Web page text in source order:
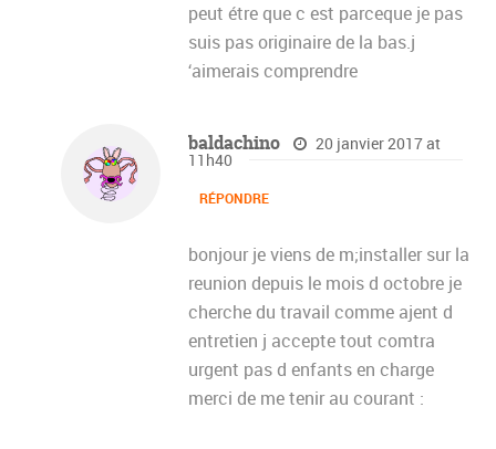
peut étre que c est parceque je pas
suis pas originaire de la bas.j
‘aimerais comprendre
baldachino 20 janvier 2017 at
11h40
RÉPONDRE
bonjour je viens de m;installer sur la
reunion depuis le mois d octobre je
cherche du travail comme ajent d
entretien j accepte tout comtra
urgent pas d enfants en charge
merci de me tenir au courant :